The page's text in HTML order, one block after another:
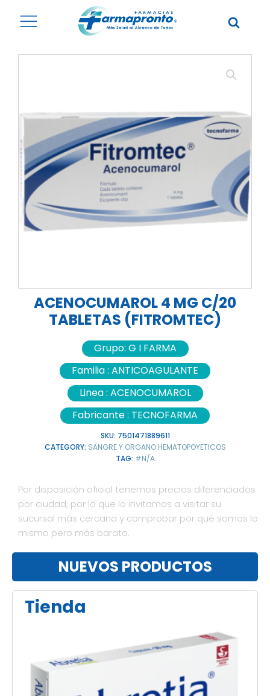
ACENOCUMAROL 4 MG C/20
TABLETAS (FITROMTEC)
Grupo: G I FARMA
Familia : ANTICOAGULANTE
Linea : ACENOCUMAROL
Fabricante : TECNOFARMA
SKU: 7501471889611
CATEGORY: SANGRE Y ORGANO HEMATOPOYETICOS
TAG: #N/A
Por disposición oficial tenemos precios diferenciados
por ciudad, por lo que lo invitamos a visitar su
sucursal más cercana y comprobar por qué somos lo
mismo pero más barato.
NUEVOS PRODUCTOS
Tienda